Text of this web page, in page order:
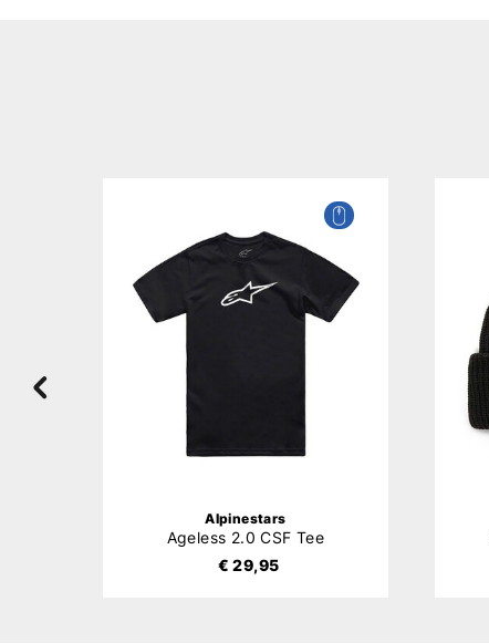
Alpinestars
Ageless 2.0 CSF Tee
€ 29,95